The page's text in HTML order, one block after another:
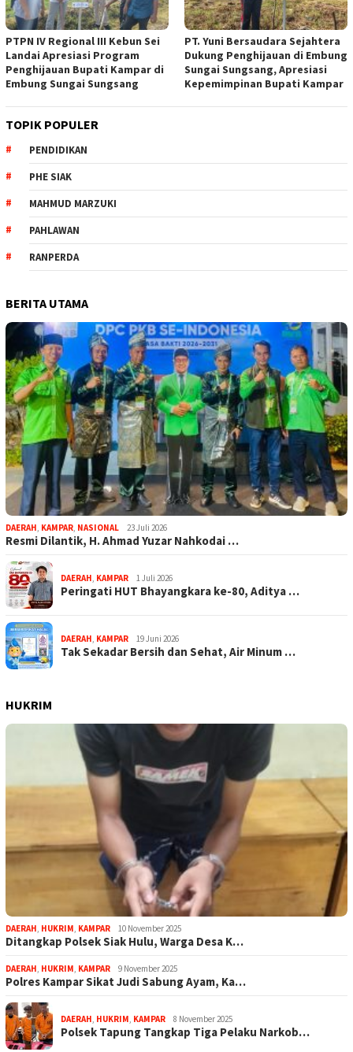
PTPN IV Regional III Kebun Sei
Landai Apresiasi Program
Penghijauan Bupati Kampar di
Embung Sungai Sungsang
PT. Yuni Bersaudara Sejahtera
Dukung Penghijauan di Embung
Sungai Sungsang, Apresiasi
Kepemimpinan Bupati Kampar ‎
TOPIK POPULER
PENDIDIKAN
PHE SIAK
MAHMUD MARZUKI
PAHLAWAN
RANPERDA
BERITA UTAMA
DAERAH KAMPAR NASIONAL 23 Juli 2026
Resmi Dilantik, H. Ahmad Yuzar Nahkodai …
DAERAH KAMPAR 1 Juli 2026
Peringati HUT Bhayangkara ke-80, Aditya …
DAERAH KAMPAR 19 Juni 2026
Tak Sekadar Bersih dan Sehat, Air Minum …
HUKRIM
DAERAH, HUKRIM, KAMPAR 10 November 2025
Ditangkap Polsek Siak Hulu, Warga Desa K…
DAERAH, HUKRIM, KAMPAR 9 November 2025
Polres Kampar Sikat Judi Sabung Ayam, Ka…
DAERAH, HUKRIM, KAMPAR 8 November 2025
Polsek Tapung Tangkap Tiga Pelaku Narkob…